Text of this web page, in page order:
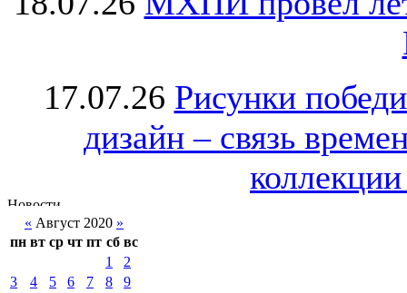
17.07.26 Рисунки
дизайн – связь
« Август 2020 »
пн вт ср чт пт сб вс
1
2
3
4 5 6 7 8
9